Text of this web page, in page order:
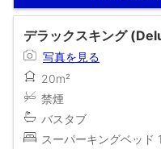
デラックスキング
写真を見る
20m²
禁煙
バスタブ
スーパーキングベッド